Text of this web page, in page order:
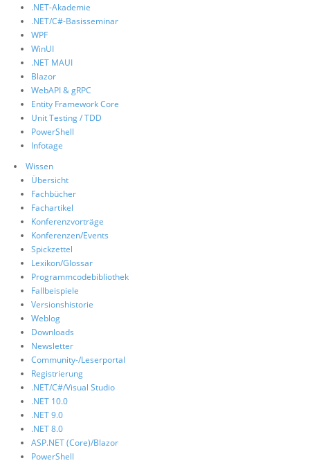
.NET-Akademie
.NET/C#-Basisseminar
WPF
WinUI
.NET MAUI
Blazor
WebAPI & gRPC
Entity Framework Core
Unit Testing / TDD
PowerShell
Infotage
Wissen
Übersicht
Fachbücher
Fachartikel
Konferenzvorträge
Konferenzen/Events
Spickzettel
Lexikon/Glossar
Programmcodebibliothek
Fallbeispiele
Versionshistorie
Weblog
Downloads
Newsletter
Community-/Leserportal
Registrierung
.NET/C#/Visual Studio
.NET 10.0
.NET 9.0
.NET 8.0
ASP.NET (Core)/Blazor
PowerShell